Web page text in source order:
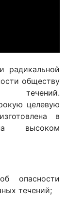
радикальной
обществу
течений.
целевую
в
высоком
опасности
течений;